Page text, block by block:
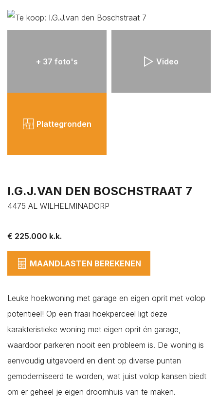
+ 37 foto's Video
Plattegronden
I.G.J.VAN DEN BOSCHSTRAAT 7
4475 AL WILHELMINADORP
€ 225.000 k.k.
MAANDLASTEN BEREKENEN
Leuke hoekwoning met garage en eigen oprit met volop
potentieel! Op een fraai hoekperceel ligt deze
karakteristieke woning met eigen oprit én garage,
waardoor parkeren nooit een probleem is. De woning is
eenvoudig uitgevoerd en dient op diverse punten
gemoderniseerd te worden, wat juist volop kansen biedt
om er geheel je eigen droomhuis van te maken.
PLAN BEZICHTIGING
Lees hier onze Privacy Policy
PLAN EEN AFSPRAAK
Lees hier onze Privacy Policy
Plaatsen*
Aagtekerke
Arnemuiden
Baarland
Biggekerke
Borssele
Brouwershaven